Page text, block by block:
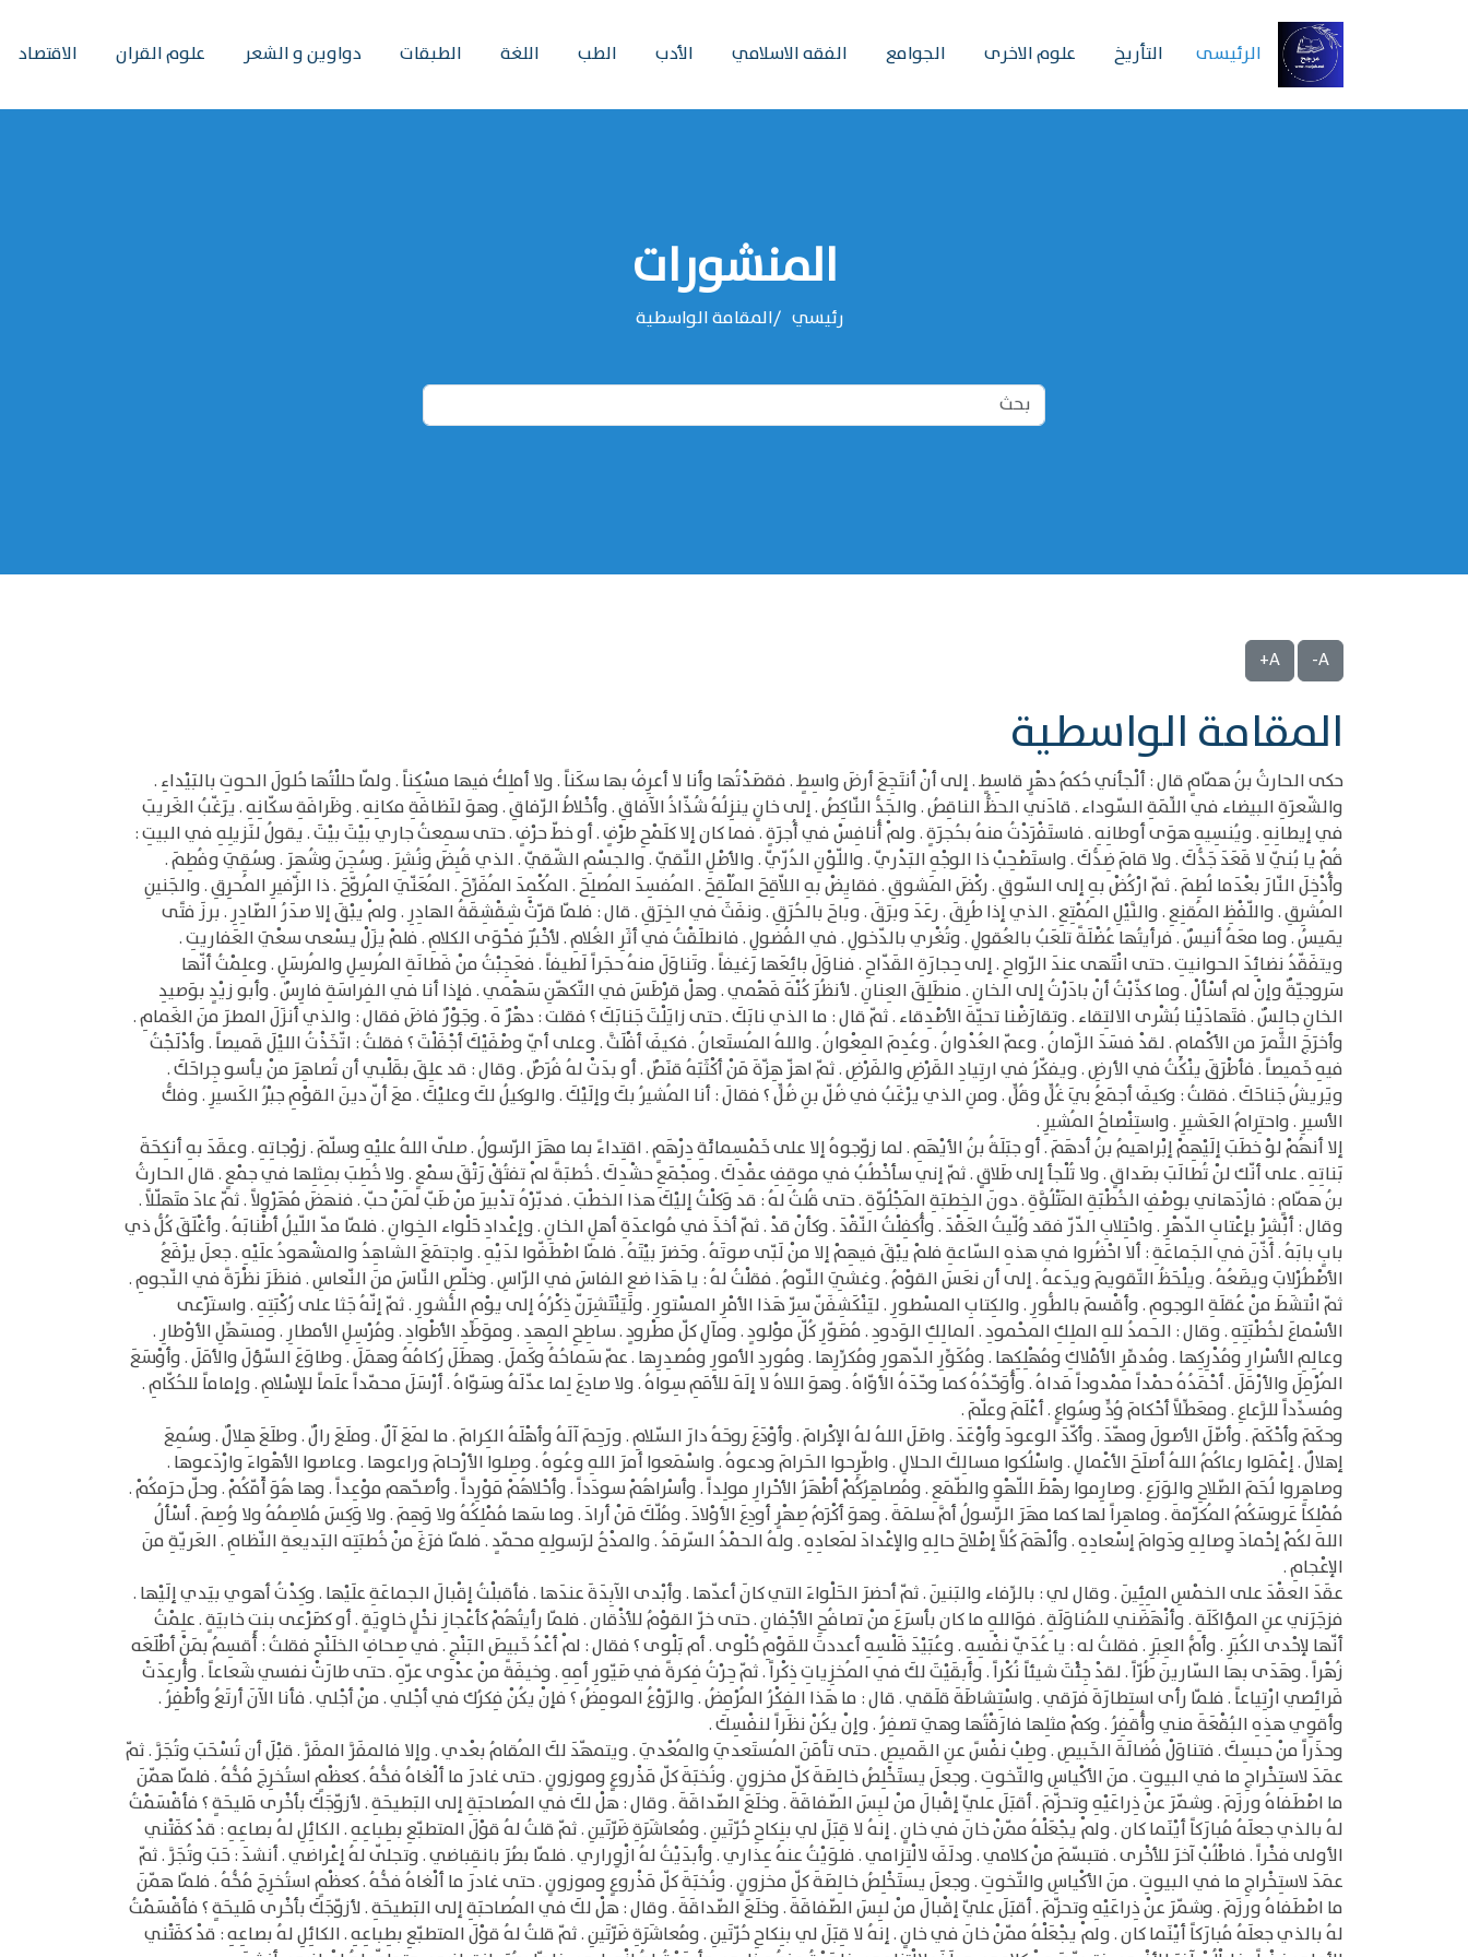
الرئیسی التأريخ علوم الاخرى الجوامع الفقه الاسلامي الأدب الطب اللغة الطبقات دواوين و الشعر علوم القران الاقتصاد
المنشورات
رئيسي المقامة الواسطية
A-
A+
المقامة الواسطية
حكى الحارثُ بنُ همّامٍ قال : ألْجأني حُكمُ دهْرٍ قاسِطٍ . إلى أنْ أنتَجِعَ أرضَ واسِطٍ . فقصَدْتُها وأنا لا أعرِفُ بها سكَناً . ولا أملِكُ فيها مسْكِناً . ولمّا حللْتُها حُلولَ الحوتِ بالبَيْداءِ .
والشّعرَةِ البيضاء في اللِّمَةِ السّوداء . قادَني الحظُّ الناقِصُ . والجَدُّ النّاكِصُ . إلى خانٍ ينزِلُهُ شُذّاذُ الآفاقِ . وأخْلاطُ الرّفاقِ . وهوَ لنَظافَةِ مكانِهِ . وظَرافَةِ سكّانِهِ . يرَغّبُ الغَريبَ
في إيطانِهِ . ويُنسِيهِ هوَى أوطانِهِ . فاستَفْرَدْتُ منهُ بحُجرَةٍ . ولمْ أُنافِسْ في أُجرَةٍ . فما كان إلا كلَمْحِ طرْفٍ . أو خطّ حرْفٍ . حتى سمِعتُ جاري بيْتَ بيْتَ . يقولُ لنَزيلِهِ في البيتِ :
قُمْ يا بُنيّ لا قَعَدَ جَدُّكَ . ولا قامَ ضِدُّكَ . واستَصْحِبْ ذا الوجْهِ البَدْريّ . واللّوْنِ الدُرّيّ . والأصْلِ النّقيّ . والجسْمِ الشّقيّ . الذي قُبِضَ ونُشِرَ . وسُجِنَ وشُهِرَ . وسُقِيَ وفُطِمَ .
وأُدْخِلَ النّارَ بعْدَما لُطِمَ . ثمّ ارْكُضْ بهِ إلى السّوقِ . ركْضَ المَشوقِ . فقايِضْ بهِ اللاّقِحَ المُلْقِحَ . المُفسِدَ المُصلِحَ . المُكْمِدَ المُفَرِّحَ . المُعَنّيَ المُروّحَ . ذا الزّفيرِ المُحرِقِ . والجَنينِ
المُشرِقِ . واللّفْظِ المُقنِعِ . والنَّيْلِ المُمْتِعِ . الذي إذا طُرِقَ . رعَدَ وبرَقَ . وباحَ بالحُرَقِ . ونفَثَ في الخِرَقِ . قال : فلمّا قرّتْ شِقْشِقَةُ الهادِرِ . ولمْ يبْقَ إلا صدَرُ الصّادِرِ . برزَ فتًى
يَميسُ . وما معَهُ أنيسٌ . فرأيتُها عُضْلَةً تلعَبُ بالعُقولِ . وتُغْري بالدّخولِ . في الفُضولِ . فانطلَقْتُ في أثَرِ الغُلامِ . لأخْبُرَ فحْوَى الكلامِ . فلمْ يزَلْ يسْعى سعْيَ العَفاريتِ .
ويتفَقّدُ نضائِدَ الحوانيتِ . حتى انْتَهى عندَ الرّواحِ . إلى حِجارَةِ القَدّاحِ . فناوَلَ بائِعَها رَغيفاً . وتَناوَلَ منهُ حجَراً لَطيفاً . فعَجِبْتُ منْ فَطانَةِ المُرسِلِ والمُرسَلِ . وعلِمْتُ أنّها
سَروجيّةٌ وإنْ لم أسْألْ . وما كذّبْتُ أنْ بادَرْتُ إلى الخانِ . منطَلِقَ العِنانِ . لأنظُرَ كُنْهَ فَهْمي . وهلْ قرْطَسَ في التّكهّنِ سَهْمي . فإذا أنا في الفِراسَةِ فارِسٌ . وأبو زيْدٍ بوَصيدِ
الخانِ جالِسٌ . فتَهادَيْنا بُشْرى الالتِقاء . وتقارَضْنا تحيّةَ الأصْدِقاء . ثمّ قال : ما الذي نابَكَ . حتى زايَلْتَ جَنابَكَ ؟ فقلت : دهْرٌ هَ . وجَوْرٌ فاضَ فقال : والذي أنزَلَ المطرَ منَ الغَمامِ .
وأخرَجَ الثّمرَ من الأكْمامِ . لقدْ فسَدَ الزّمانُ . وعمّ العُدْوانُ . وعُدِمَ المِعْوانُ . واللهُ المُستَعانُ . فكيفَ أفْلَتَّ . وعلى أيّ وصْفَيْكَ أجْفَلْتَ ؟ فقلتُ : اتّخَذْتُ الليْلَ قَميصاً . وأدْلَجْتُ
فيهِ خَميصاً . فأطْرَقَ ينْكُتُ في الأرضِ . ويفكّرُ في ارتِيادِ القَرْضِ والفَرْضِ . ثمّ اهزّ هِزّةَ مَنْ أكْثَبَهُ قنَصٌ . أو بدَتْ لهُ فُرَصٌ . وقال : قد علِقَ بقَلْبي أن تُصاهِرَ منْ يأسو جِراحَكَ .
ويَريشُ جَناحَكَ . فقلتُ : وكيفَ أجمَعُ بيَ غُلٍّ وقُلٍّ . ومنِ الذي يرْغَبُ في ضُلّ بنِ ضُلٍّ ؟ فقالَ : أنا المُشيرُ بكَ وإلَيْكَ . والوكيلُ لكَ وعليْكَ . معَ أنّ دينَ القوْمِ جبْرُ الكَسيرِ . وفكُّ
الأسيرِ . واحتِرامُ العَشيرِ . واستِنْصاحُ المُشيرِ .
إلا أنهُمْ لوْ خطَبَ إلَيْهِمْ إبْراهيمُ بنُ أدهَمَ . أو جبَلَةُ بنُ الأيْهَمِ . لما زوّجوهُ إلا على خَمْسِمائَةِ دِرْهَمٍ . اقتِداءً بما مهَرَ الرّسولُ . صلّى اللهُ عليْهِ وسلّمَ . زوْجاتِهِ . وعقَدَ بهِ أنكِحَةَ
بَناتِهِ . على أنّك لنْ تُطالَبَ بصَداقٍ . ولا تُلْجأ إلى طَلاقٍ . ثمّ إني سأخْطُبُ في موقِفِ عقْدِكَ . ومجْمَعِ حشْدِكَ . خُطبَةً لمْ تفتُقْ رَتْقَ سمْعٍ . ولا خُطِبَ بمِثلِها في جمْعٍ . قال الحارثُ
بنُ همّامٍ : فازْدَهاني بوصْفِ الخُطْبَةِ المَتْلُوَّةِ . دونَ الخِطبَةِ المَجْلُوّةِ . حتى قُلتُ لهُ : قد وَكلْتُ إليْكَ هذا الخطْبَ . فدبّرْهُ تدْبيرَ منْ طَبّ لمَنْ حبّ . فنهضَ مُهَرْوِلاً . ثمّ عادَ متَهلّلاً .
وقال : أبْشِرْ بإعْتابِ الدّهْرِ . واحْتِلابِ الدّرّ فقد وُلّيتُ العَقْدَ . وأُكفِلْتُ النّقْدَ . وكأنْ قدْ . ثمّ أخذَ في مُواعدَةِ أهلِ الخانِ . وإعْدادِ حَلْواء الخِوانِ . فلمّا مدّ اللّيلُ أطْنابَهُ . وأغْلَقَ كُلُّ ذي
بابٍ بابَهُ . أذّنَ في الجَماعَةِ : ألا احْضُروا في هذهِ السّاعةِ فلمْ يبْقَ فيهِمْ إلا منْ لَبّى صوتَهُ . وحَضرَ بيْتَهُ . فلمّا اصْطَفّوا لدَيْهِ . واجتمَعَ الشاهِدُ والمشْهودُ علَيْهِ . جعلَ يرْفَعُ
الأصْطُرْلابَ ويضَعُهُ . ويلْحَظُ التّقويمَ ويدَعهُ . إلى أن نعَسَ القوْمُ . وغشِيَ النّومُ . فقلْتُ لهُ : يا هَذا ضعِ الفاسَ في الرّاسِ . وخلّصِ النّاسَ منَ النّعاسِ . فنظَرَ نظْرَةً في النّجومِ .
ثمّ انْتشَطَ منْ عُقلَةِ الوجومِ . وأقْسمَ بالطُّورِ . والكِتابِ المسْطورِ . ليَنْكَشِفَنّ سِرّ هَذا الأمْرِ المسْتورِ . ولَيَنْتَشِرَنّ ذِكْرُهُ إلى يوْمِ النُّشورِ . ثمّ إنّهُ جَثا على رُكْبَتِهِ . واستَرْعى
الأسْماعَ لخُطْبَتِهِ . وقال : الحمدُ للهِ الملِكِ المحْمودِ . المالِكِ الوَدودِ . مُصَوّرِ كُلّ موْلودٍ . ومآلِ كلّ مطْرودٍ . ساطِحِ المِهدِ . وموَطِّدِ الأطْوادِ . ومُرْسِلِ الأمطارِ . ومسَهِّلِ الأوْطارِ .
وعالِمِ الأسْرارِ ومُدْرِكِها . ومُدمِّرِ الأمْلاكِ ومُهْلِكِها . ومُكَوِّرِ الدّهورِ ومُكرِّرِها . ومُوردِ الأمورِ ومُصدِرِها . عمّ سَماحُهُ وكَملَ . وهطَلَ رُكامُهُ وهمَلَ . وطاوَعَ السّؤلَ والأمَلَ . وأوْسَعَ
المُرْمِلَ والأرْمَلَ . أحْمَدُهُ حمْداً ممْدوداً مَداهُ . وأُوَحّدُهُ كما وحّدَهُ الأوّاهُ . وهوَ اللاهُ لا إلَهَ للأمَمِ سِواهُ . ولا صادِعَ لِما عدّلَهُ وسَوّاهُ . أرْسَلَ محمّداً علَماً للإسْلامِ . وإماماً للحُكّامِ .
ومُسدِّداً للرَّعاعِ . ومعَطِّلاً أحْكامَ وُدٍّ وسُواعٍ . أعْلَمَ وعلّمَ .
وحكَمَ وأحْكَمَ . وأصّلَ الأصولَ ومهّدَ . وأكّدَ الوعودَ وأوْعَدَ . واصَلَ اللهُ لهُ الإكْرامَ . وأوْدَعَ روحَهُ دارَ السّلامِ . ورَحِمَ آلَهُ وأهْلَهُ الكِرامَ . ما لمَعَ آلٌ . وملَعَ رالٌ . وطلَعَ هِلالٌ . وسُمِعَ
إهلالٌ . إعْمَلوا رعاكُمُ اللهُ أصلَحَ الأعْمالِ . واسْلُكوا مسالِكَ الحلالِ . واطّرِحوا الحَرامَ ودعوهُ . واسْمَعوا أمرَ اللهِ وعُوهُ . وصِلوا الأرْحامَ وراعوها . وعاصوا الأهْواءَ وارْدَعوها .
وصاهِروا لُحَمَ الصّلاحِ والوَرَعِ . وصارِموا رهْطَ اللّهْوِ والطّمَعِ . ومُصاهِرُكُمْ أطْهَرُ الأحْرارِ مولِداً . وأسْراهُمْ سودَداً . وأحْلاهُمْ مَوْرِداً . وأصحّهم موْعِداً . وها هُوَ أَمّكُمْ . وحلّ حرَمكُمْ .
مُمْلِكاً عَروسَكُمُ المُكرّمةَ . وماهِراً لها كما مهَرَ الرّسولُ أمَّ سلمَةَ . وهوَ أكْرَمُ صِهْرٍ أودِعَ الأوْلادَ . ومُلّكَ مَنْ أرادَ . وما سَها مُمْلِكُهُ ولا وَهِمَ . ولا وَكِسَ مُلاصِمُهُ ولا وُصِمَ . أسْألُ
اللهَ لكُمْ إحْمادَ وِصالِهِ ودَوامَ إسْعادِهِ . وألْهَمَ كُلاً إصْلاحَ حالِهِ والإعْدادَ لمَعادِهِ . ولهُ الحمْدُ السّرمَدُ . والمدْحُ لرَسولِهِ محمّدٍ . فلمّا فرَغَ منْ خُطبَتِه البَديعةِ النّظامِ . العَريّةِ منَ
الإعْجامِ .
عقَدَ العقْدَ على الخمْسِ المِئِينَ . وقال لي : بالرِّفاء والبَنينَ . ثمّ أحضرَ الحَلْواءَ التي كانَ أعدّها . وأبْدى الآبِدَةَ عندَها . فأقبلْتُ إقْبالَ الجماعَةِ علَيْها . وكِدْتُ أهوي بيَدي إلَيْها .
فزجَرَني عنِ المؤاكَلَةِ . وأنْهَضَني للمُناوَلَةِ . فوَاللهِ ما كان بأسرَعَ منْ تصافُحِ الأجْفانِ . حتى خرّ القوْمُ للأذْقان . فلمّا رأيتُهُمْ كأعْجازِ نخْلٍ خاوِيَةٍ . أو كصَرْعى بنتِ خابيَةٍ . علِمْتُ
أنّها لإحْدى الكُبَرِ . وأمُّ العِبَرِ . فقلتُ له : يا عُدَيّ نفْسِهِ . وعُبَيْدَ فَلْسِهِ أعددتَ للقَوْمِ حُلْوى . أم بَلْوى ؟ فقال : لمْ أعْدُ خَبيصَ البَنْجِ . في صِحافِ الخلَنْج فقلتُ : أُقسِمُ بمَنْ أطْلَعَه
زُهْراً . وهَدَى بها السّارينَ طُرّاً . لقدْ جِئْتَ شيئاً نُكْراً . وأبقَيْتَ لكَ في المُخزِياتِ ذِكْراً . ثمّ حِرْتُ فِكرةً في صَيّورِ أمِهِ . وخيفَةً منْ عدْوى عرّهِ . حتى طارَتْ نفسي شَعاعاً . وأُرعِدَتْ
فَرائِصي ارْتِياعاً . فلمّا رأى استِطارَةَ فرَقي . واسْتِشاطَةَ قلَقي . قال : ما هَذا الفِكْرُ المُرْمِضُ . والرّوْعُ المومِضُ ؟ فإنْ يكُنْ فِكرُك في أجْلي . منْ أجْلي . فأنا الآنَ أرتَعُ وأطْفِرُ .
وأقوِي هذِهِ البُقْعَةَ مني وأُقفِرُ . وكمْ مثلِها فارَقْتُها وهيَ تصفِرُ . وإنْ يكُنْ نظَراً لنفْسِكَ .
وحذَراً منْ حبسِكَ . فتناوَلْ فُضالَةَ الخَبيصِ . وطِبْ نفْسً عنِ القَميصِ . حتى تأمَنَ المُستَعديَ والمُعْديَ . ويتمهّدَ لكَ المُقامُ بعْدي . وإلا فالمفَرَّ المفَرَّ . قبْلَ أن تُسْحَبَ وتُجَرَّ . ثمّ
عمَدَ لاستِخْراجِ ما في البيوتِ . منَ الأكْياسِ والتّخوتِ . وجعلَ يستَخْلِصُ خالِصَةَ كلّ مخزونٍ . ونُخبَةَ كلّ مَذْروعٍ وموزونٍ . حتى غادرَ ما ألْغاهُ فخُّهُ . كعظْمٍ استُخرِجَ مُخُّهُ . فلمّا همّنَ
ما اصْطَفاهُ ورزَمَ . وشمّرَ عنْ ذِراعَيْهِ وتحزّمَ . أقبَلَ عليّ إقْبالَ منْ لبِسَ الصّفاقَةَ . وخلَعَ الصّداقَةَ . وقال : هلْ لكَ في المُصاحبَةِ إلى البَطيحَةِ . لأزوّجَكَ بأخْرى مَليحَةٍ ؟ فأقْسَمْتُ
لهُ بالذي جعلَهُ مُبارَكاً أيْنَما كان . ولمْ يجْعَلْهُ ممّنْ خانَ في خانٍ . إنهُ لا قِبَلَ لي بنِكاحِ حُرّتَينِ . ومُعاشَرَةِ ضَرّتَينِ . ثمّ قلتُ لهُ قوْلَ المتطبّعِ بطِباعِهِ . الكائِلِ لهُ بصاعِهِ : قدْ كفَتْني
الأولى فخْراً . فاطْلُبْ آخرَ للأخْرى . فتبسّمَ منْ كلامي . ودلَفَ لالْتِزامي . فلوَيْتُ عنهُ عِذاري . وأبدَيْتُ لهُ ازْوِراري . فلمّا بصُرَ بانقِباضي . وتجلّى لهُ إعْراضي . أنشدَ : حَبَ وتُجَرَّ . ثمّ
عمَدَ لاستِخْراجِ ما في البيوتِ . منَ الأكْياسِ والتّخوتِ . وجعلَ يستَخْلِصُ خالِصَةَ كلّ مخزونٍ . ونُخبَةَ كلّ مَذْروعٍ وموزونٍ . حتى غادرَ ما ألْغاهُ فخُّهُ . كعظْمٍ استُخرِجَ مُخُّهُ . فلمّا همّنَ
ما اصْطَفاهُ ورزَمَ . وشمّرَ عنْ ذِراعَيْهِ وتحزّمَ . أقبَلَ عليّ إقْبالَ منْ لبِسَ الصّفاقَةَ . وخلَعَ الصّداقَةَ . وقال : هلْ لكَ في المُصاحبَةِ إلى البَطيحَةِ . لأزوّجَكَ بأخْرى مَليحَةٍ ؟ فأقْسَمْتُ
لهُ بالذي جعلَهُ مُبارَكاً أيْنَما كان . ولمْ يجْعَلْهُ ممّنْ خانَ في خانٍ . إنهُ لا قِبَلَ لي بنِكاحِ حُرّتَينِ . ومُعاشَرَةِ ضَرّتَينِ . ثمّ قلتُ لهُ قوْلَ المتطبّعِ بطِباعِهِ . الكائِلِ لهُ بصاعِهِ : قدْ كفَتْني